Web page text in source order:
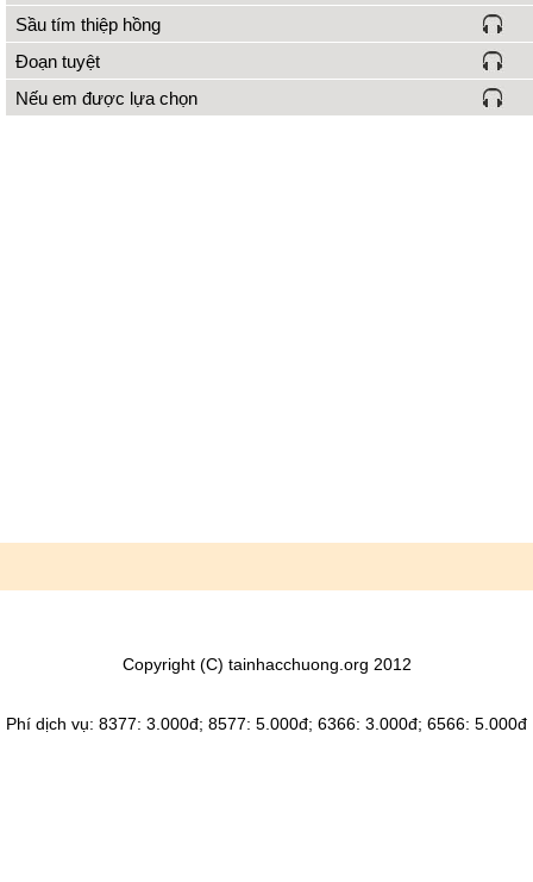
Sầu tím thiệp hồng
Đoạn tuyệt
Nếu em được lựa chọn
Copyright (C) tainhacchuong.org 2012
Phí dịch vụ: 8377: 3.000đ; 8577: 5.000đ; 6366: 3.000đ; 6566: 5.000đ